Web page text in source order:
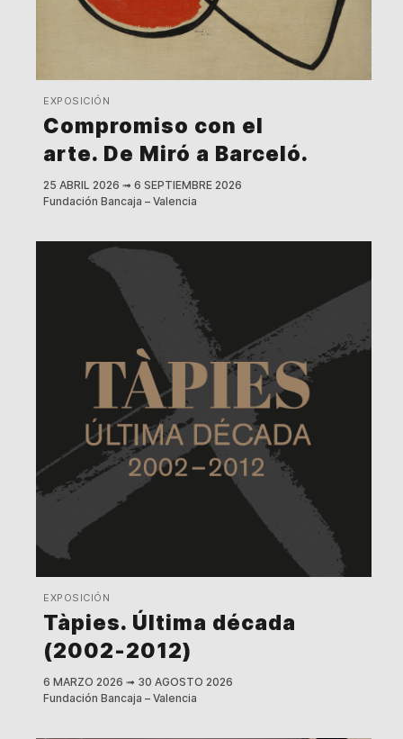
EXPOSICIÓN
Compromiso con el
arte. De Miró a Barceló.
25 ABRIL 2026 ➟ 6 SEPTIEMBRE 2026
Fundación Bancaja – Valencia
EXPOSICIÓN
Tàpies. Última década
(2002-2012)
6 MARZO 2026 ➟ 30 AGOSTO 2026
Fundación Bancaja – Valencia